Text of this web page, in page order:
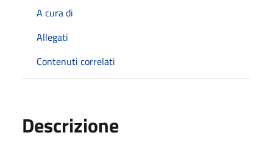
A cura di
Allegati
Contenuti correlati
Descrizione